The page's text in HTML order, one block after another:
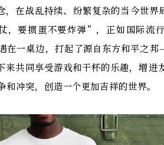
，在战乱持续、纷繁复杂的当今世
，要掼蛋不要炸弹”，正如国际流
在一桌边，打起了源自东方和平之
来共同享受游戏和干杯的乐趣，增
和冲突，创造一个更加吉祥的世界。